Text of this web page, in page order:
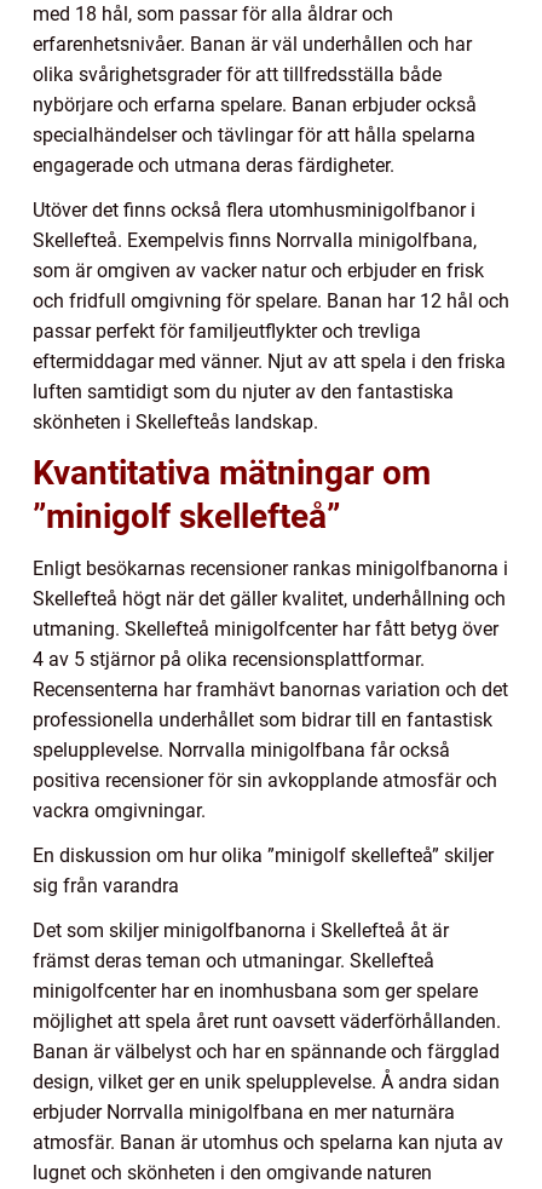
med 18 hål, som passar för alla åldrar och
erfarenhetsnivåer. Banan är väl underhållen och har
olika svårighetsgrader för att tillfredsställa både
nybörjare och erfarna spelare. Banan erbjuder också
specialhändelser och tävlingar för att hålla spelarna
engagerade och utmana deras färdigheter.
Utöver det finns också flera utomhusminigolfbanor i
Skellefteå. Exempelvis finns Norrvalla minigolfbana,
som är omgiven av vacker natur och erbjuder en frisk
och fridfull omgivning för spelare. Banan har 12 hål och
passar perfekt för familjeutflykter och trevliga
eftermiddagar med vänner. Njut av att spela i den friska
luften samtidigt som du njuter av den fantastiska
skönheten i Skellefteås landskap.
Kvantitativa mätningar om
”minigolf skellefteå”
Enligt besökarnas recensioner rankas minigolfbanorna i
Skellefteå högt när det gäller kvalitet, underhållning och
utmaning. Skellefteå minigolfcenter har fått betyg över
4 av 5 stjärnor på olika recensionsplattformar.
Recensenterna har framhävt banornas variation och det
professionella underhållet som bidrar till en fantastisk
spelupplevelse. Norrvalla minigolfbana får också
positiva recensioner för sin avkopplande atmosfär och
vackra omgivningar.
En diskussion om hur olika ”minigolf skellefteå” skiljer
sig från varandra
Det som skiljer minigolfbanorna i Skellefteå åt är
främst deras teman och utmaningar. Skellefteå
minigolfcenter har en inomhusbana som ger spelare
möjlighet att spela året runt oavsett väderförhållanden.
Banan är välbelyst och har en spännande och färgglad
design, vilket ger en unik spelupplevelse. Å andra sidan
erbjuder Norrvalla minigolfbana en mer naturnära
atmosfär. Banan är utomhus och spelarna kan njuta av
lugnet och skönheten i den omgivande naturen